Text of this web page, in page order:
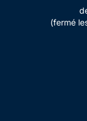
(fermé